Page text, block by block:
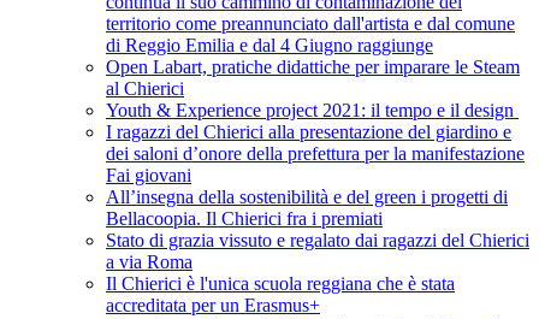
territorio come preannunciato dall'artista e dal comune
di Reggio Emilia e dal 4 Giugno raggiunge
Open Labart, pratiche didattiche per imparare le Steam
al Chierici
Youth & Experience project 2021: il tempo e il design
I ragazzi del Chierici alla presentazione del giardino e
dei saloni d’onore della prefettura per la manifestazione
Fai giovani
All’insegna della sostenibilità e del green i progetti di
Bellacoopia. Il Chierici fra i premiati
Stato di grazia vissuto e regalato dai ragazzi del Chierici
a via Roma
Il Chierici è l'unica scuola reggiana che è stata
accreditata per un Erasmus+